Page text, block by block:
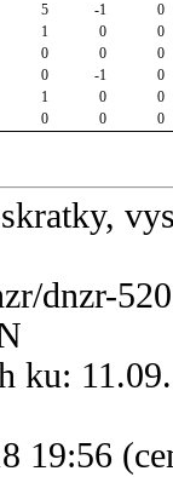
5 -1
0
1 0
0
0 0
0
0 -1
0
1 0
0
0 0 0
dnzr-
ku:
19:56